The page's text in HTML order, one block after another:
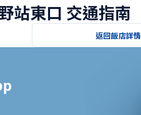
站東口 交通指南
返回飯店詳情